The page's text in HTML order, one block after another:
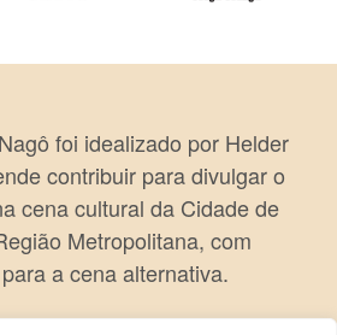
foi idealizado por Helder
contribuir para divulgar o
cena cultural da Cidade de
Metropolitana, com
a cena alternativa.